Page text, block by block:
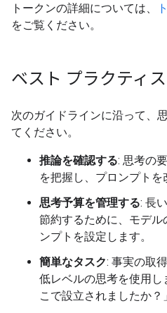
トークンの詳細については、
をご覧ください。
ベスト プラクティス
次のガイドラインに沿って、
てください。
推論を確認する: 思考の
を把握し、プロンプトを
思考予算を管理する: 長
節約するために、モデル
ンプトを設定します。
簡単なタスク: 事実の取
低レベルの思考を使用
こで設立されましたか？